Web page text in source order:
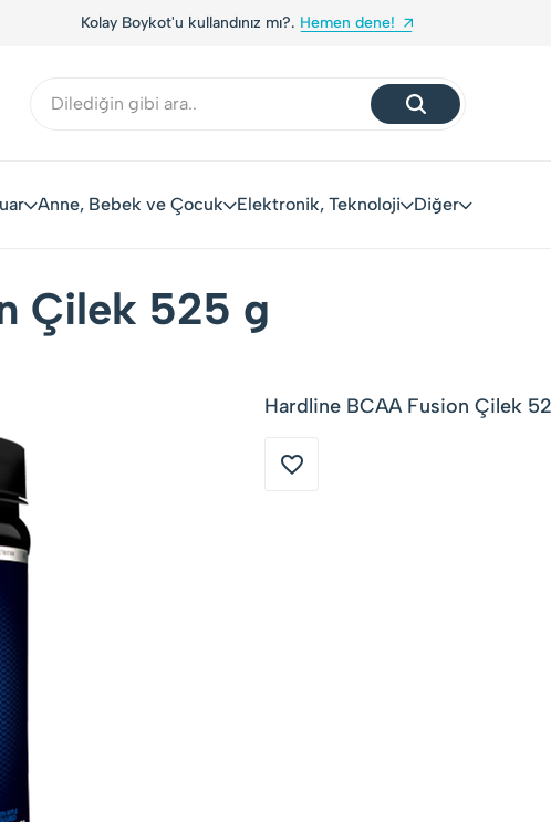
dene! Yerli Tüketiciler, Yerli Markalarla Buluşuyor!
Anne, Bebek ve Çocuk Elektronik, Teknoloji Diğer
Çilek 525 g
Hardline BCAA Fusion Çilek